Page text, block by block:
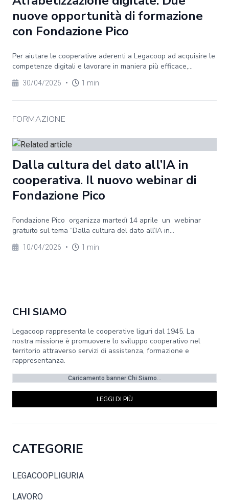
nuove opportunità di formazione
con Fondazione Pico
Per aiutare le cooperative aderenti a Legacoop ad acquisire le
competenze digitali e lavorare in maniera più efficace,...
30/04/2026 • 1 min
FORMAZIONE
Dalla cultura del dato all’IA in
cooperativa. Il nuovo webinar di
Fondazione Pico
Fondazione Pico organizza martedì 14 aprile un webinar
gratuito sul tema “Dalla cultura del dato all’IA in...
10/04/2026 • 1 min
CHI SIAMO
Legacoop rappresenta le cooperative liguri dal 1945. La
nostra missione è promuovere lo sviluppo cooperativo nel
territorio attraverso servizi di assistenza, formazione e
rappresentanza.
Caricamento banner Chi Siamo...
LEGGI DI PIÙ
CATEGORIE
LEGACOOPLIGURIA
LAVORO